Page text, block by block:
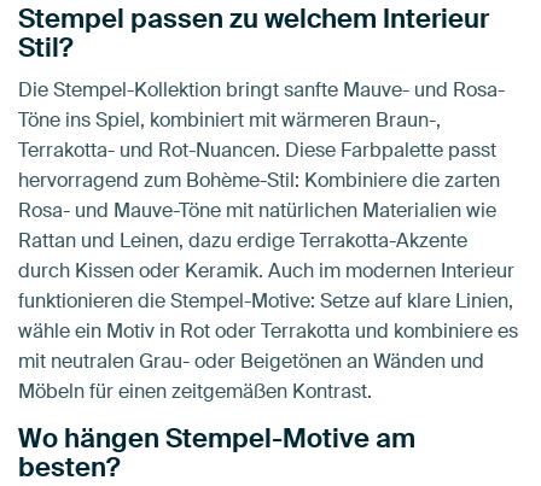
Stempel passen zu welchem Interieur
Stil?
Die Stempel-Kollektion bringt sanfte Mauve- und Rosa-
Töne ins Spiel, kombiniert mit wärmeren Braun-,
Terrakotta- und Rot-Nuancen. Diese Farbpalette passt
hervorragend zum Bohème-Stil: Kombiniere die zarten
Rosa- und Mauve-Töne mit natürlichen Materialien wie
Rattan und Leinen, dazu erdige Terrakotta-Akzente
durch Kissen oder Keramik. Auch im modernen Interieur
funktionieren die Stempel-Motive: Setze auf klare Linien,
wähle ein Motiv in Rot oder Terrakotta und kombiniere es
mit neutralen Grau- oder Beigetönen an Wänden und
Möbeln für einen zeitgemäßen Kontrast.
Wo hängen Stempel-Motive am
besten?